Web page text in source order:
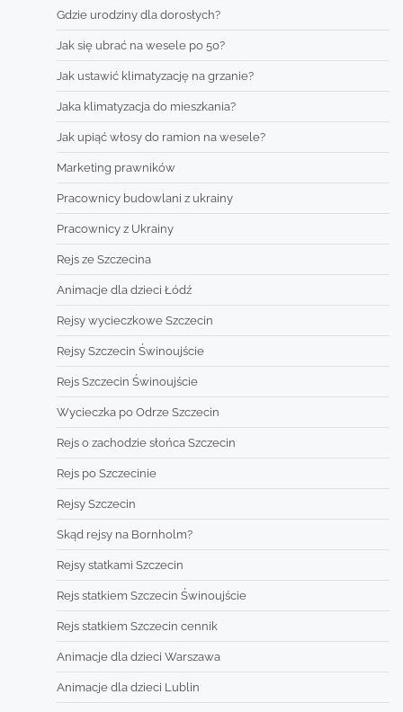
Gdzie urodziny dla dorosłych?
Jak się ubrać na wesele po 50?
Jak ustawić klimatyzację na grzanie?
Jaka klimatyzacja do mieszkania?
Jak upiąć włosy do ramion na wesele?
Marketing prawników
Pracownicy budowlani z ukrainy
Pracownicy z Ukrainy
Rejs ze Szczecina
Animacje dla dzieci Łódź
Rejsy wycieczkowe Szczecin
Rejsy Szczecin Świnoujście
Rejs Szczecin Świnoujście
Wycieczka po Odrze Szczecin
Rejs o zachodzie słońca Szczecin
Rejs po Szczecinie
Rejsy Szczecin
Skąd rejsy na Bornholm?
Rejsy statkami Szczecin
Rejs statkiem Szczecin Świnoujście
Rejs statkiem Szczecin cennik
Animacje dla dzieci Warszawa
Animacje dla dzieci Lublin